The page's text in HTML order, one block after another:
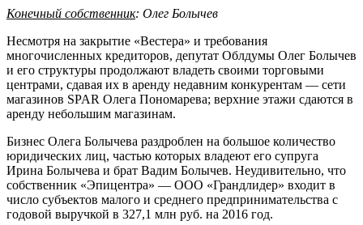
Конечный собственник: Олег Болычев
Несмотря на закрытие «Вестера» и требования
многочисленных кредиторов, депутат Облдумы Олег Болычев
и его структуры продолжают владеть своими торговыми
центрами, сдавая их в аренду недавним конкурентам — сети
магазинов SPAR Олега Пономарева; верхние этажи сдаются в
аренду небольшим магазинам.
Бизнес Олега Болычева раздроблен на большое количество
юридических лиц, частью которых владеют его супруга
Ирина Болычева и брат Вадим Болычев. Неудивительно, что
собственник «Эпицентра» — ООО «Грандлидер» входит в
число субъектов малого и среднего предпринимательства с
годовой выручкой в 327,1 млн руб. на 2016 год.